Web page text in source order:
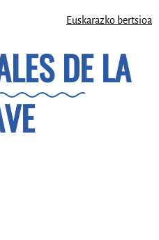
Euskarazko bertsioa
DE LA